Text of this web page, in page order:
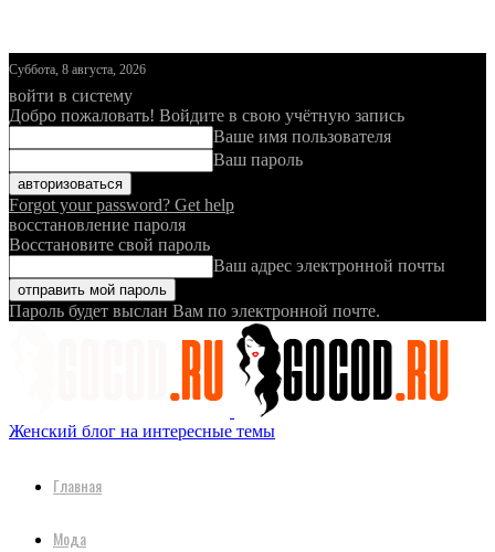
Суббота, 8 августа, 2026
войти в систему
Добро пожаловать! Войдите в свою учётную запись
Ваше имя пользователя
Ваш пароль
Forgot your password? Get help
восстановление пароля
Восстановите свой пароль
Ваш адрес электронной почты
Пароль будет выслан Вам по электронной почте.
Женский блог на интересные темы
Главная
Мода